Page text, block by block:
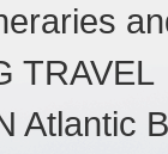
TRAVEL
Atlantic